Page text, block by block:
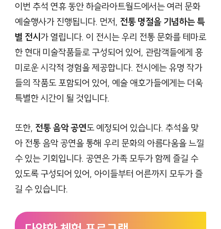
이번 추석 연휴 동안 하슬라아트월드에서는 여러 문화
예술행사가 진행됩니다. 먼저, 전통 명절을 기념하는 특
별 전시가 열립니다. 이 전시는 우리 전통 문화를 테마로
한 현대 미술작품들로 구성되어 있어, 관람객들에게 흥
미로운 시각적 경험을 제공합니다. 전시에는 유명 작가
들의 작품도 포함되어 있어, 예술 애호가들에게는 더욱
특별한 시간이 될 것입니다.
또한, 전통 음악 공연도 예정되어 있습니다. 추석을 맞
아 전통 음악 공연을 통해 우리 문화의 아름다움을 느낄
수 있는 기회입니다. 공연은 가족 모두가 함께 즐길 수
있도록 구성되어 있어, 아이들부터 어른까지 모두가 즐
길 수 있습니다.